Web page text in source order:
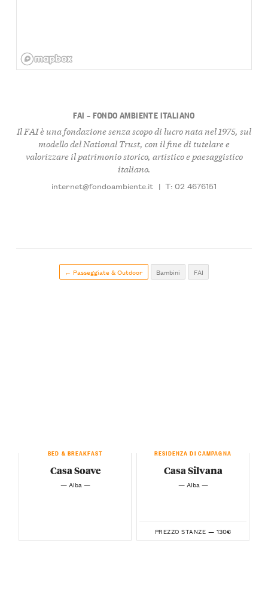
FAI – FONDO AMBIENTE ITALIANO
Il FAI è una fondazione senza scopo di lucro nata nel 1975, sul
modello del National Trust, con il fine di tutelare e
valorizzare il patrimonio storico, artistico e paesaggistico
italiano.
internet@fondoambiente.it | T: 02 4676151
← Passeggiate & Outdoor Bambini FAI
BED & BREAKFAST
Casa Soave
— Alba —
RESIDENZA DI CAMPAGNA
Casa Silvana
— Alba —
PREZZO STANZE — 130€